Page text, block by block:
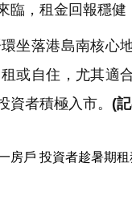
，租金回報穩健
坐落港島南核心
或自住，尤其適
者積極入市。 (